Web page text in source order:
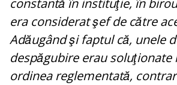
constantă în instituţie, în
era considerat şef de către
Adăugând şi faptul că, unele
despăgubire erau soluţionate
ordinea reglementată,